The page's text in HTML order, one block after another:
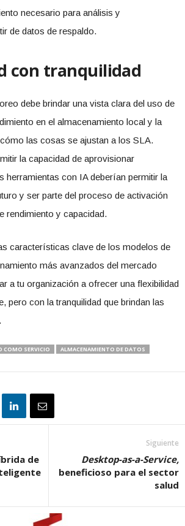
necesario para análisis y
de datos de respaldo.
con tranquilidad
debe brindar una vista clara del uso de
en el almacenamiento local y la
las cosas se ajustan a los SLA.
la capacidad de aprovisionar
herramientas con IA deberían permitir la
y ser parte del proceso de activación
rendimiento y capacidad.
características clave de los modelos de
más avanzados del mercado
a tu organización a ofrecer una flexibilidad
pero con la tranquilidad que brindan las
COMO SERVICIO
ALMACENAMIENTO DE DATOS
de
Siguiente
Desktop-as-a-Service,
beneficioso para el sector
salud